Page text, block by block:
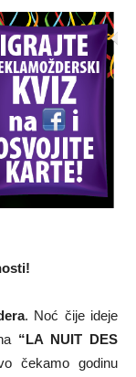
. Noć čije ideje
“LA NUIT DES
čekamo godinu